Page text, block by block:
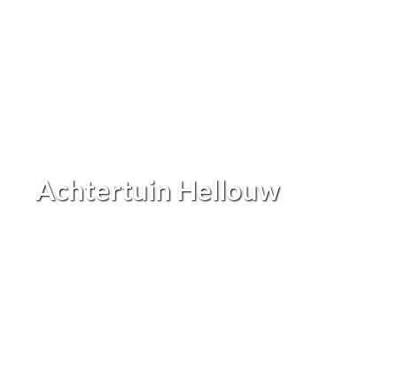
Achtertuin Hellouw